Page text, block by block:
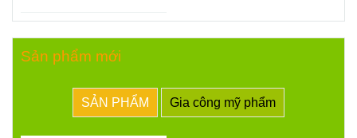
Sản phẩm mới
SẢN PHẨM Gia công mỹ phẩm